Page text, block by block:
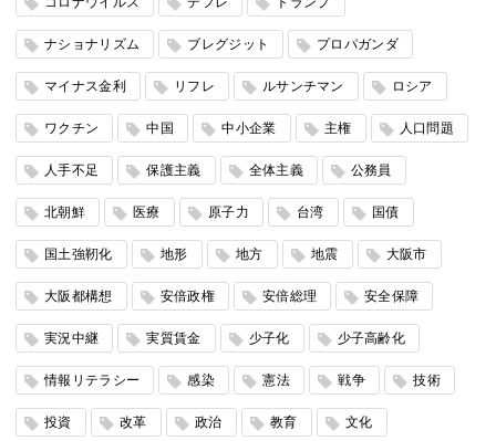
ナショナリズム ブレグジット プロパガンダ
マイナス金利 リフレ ルサンチマン ロシア
ワクチン 中国 中小企業 主権 人口問題
人手不足 保護主義 全体主義 公務員
北朝鮮 医療 原子力 台湾 国債
国土強靭化 地形 地方 地震 大阪市
大阪都構想 安倍政権 安倍総理 安全保障
実況中継 実質賃金 少子化 少子高齢化
情報リテラシー 感染 憲法 戦争 技術
投資 改革 政治 教育 文化